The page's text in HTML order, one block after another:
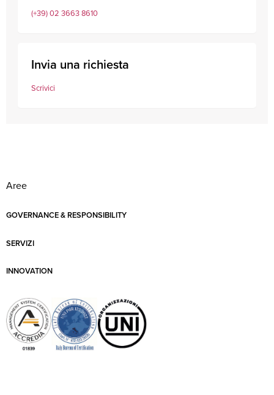
(+39) 02 3663 8610
Invia una richiesta
Scrivici
Aree
GOVERNANCE & RESPONSIBILITY
SERVIZI
INNOVATION